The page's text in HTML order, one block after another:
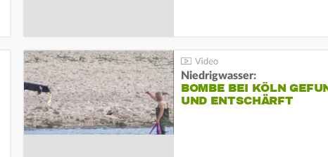
Niedrigwasser:
BOMBE BEI KÖLN
UND ENTSCHÄRFT